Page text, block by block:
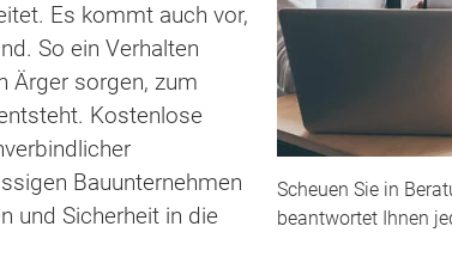
Scheuen Sie in
beantwortet Ihnen
Es kommt auch vor,
So ein Verhalten
Ärger sorgen, zum
Kostenlose
Bauunternehmen
und Sicherheit in die